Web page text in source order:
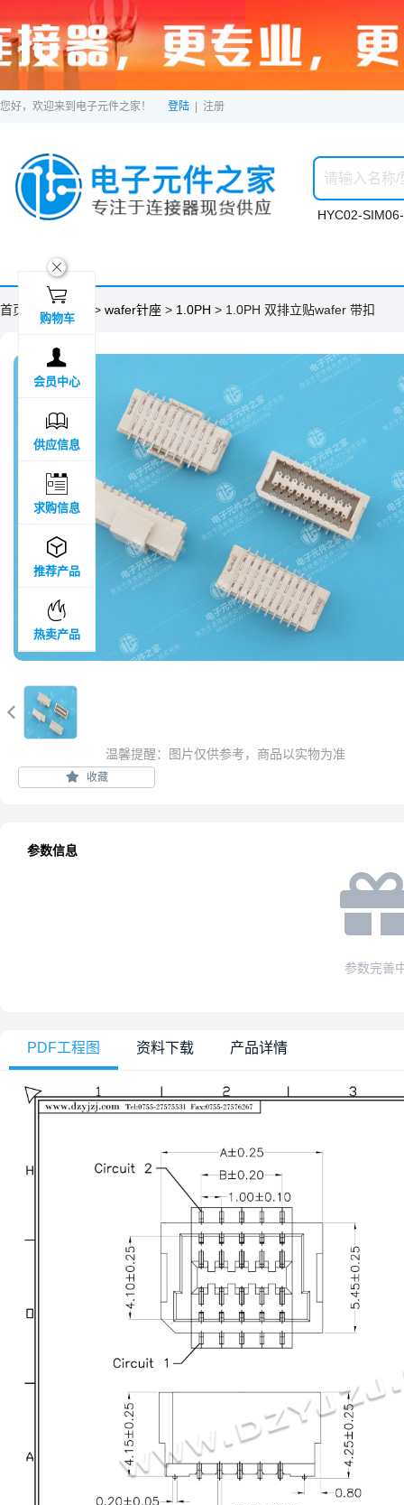
您好，欢迎来到电子元件之家！ 登陆 注册
HYC02-
首页 > 分类目录 > wafer针座 > 1.0PH > 1.0PH 双排立贴wafer 带扣

温馨提醒：图片仅供参考，商品以实物为准
收藏
参数信息
参数完善
PDF工程图 资料下载 产品详情
ဆ

购物车

会员中心

供应信息

求购信息

推荐产品

热卖产品